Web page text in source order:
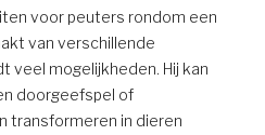
voor peuters rondom een
van verschillende
veel mogelijkheden. Hij kan
doorgeefspel of
transformeren in dieren